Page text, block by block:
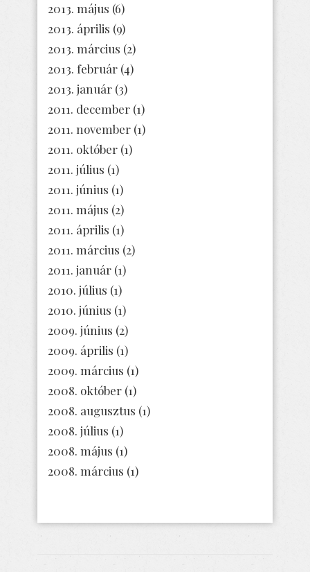
2013. május (6)
2013. április (9)
2013. március (2)
2013. február (4)
2013. január (3)
2011. december (1)
2011. november (1)
2011. október (1)
2011. július (1)
2011. június (1)
2011. május (2)
2011. április (1)
2011. március (2)
2011. január (1)
2010. július (1)
2010. június (1)
2009. június (2)
2009. április (1)
2009. március (1)
2008. október (1)
2008. augusztus (1)
2008. július (1)
2008. május (1)
2008. március (1)